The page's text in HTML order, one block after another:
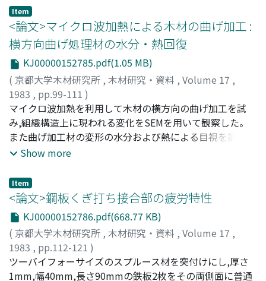
作中に引張側に移動する。2)曲げ加工科の曲率半径は,吸
湿により増大,放湿により減少する。これは,吸湿の場合,含
水率の増加ととしこ外周のセット歪ε0が回復して減少する
のに対して,内周のセット歪εIが回復して増加することに基
づく。一方,放漫の場合,含水率の減少とともにε0とεIの両
者とも減少し,歪の変化量Δ_<ε0>およびΔ_<εI>にΔ_<ε0>
<Δ_<εIの関係があるので,曲率半径ぱ増加する。3)吸湿過
程における含水率1%当りの矢高幅の変化と測定開始時の
曲率半径とは,両対数目盛で直線関係を示し,また,この両者
の関係は樹種に依存しない。 したがって,曲げ加工材の吸
漫による回復の程度は,初期の曲率半径から予測される。
Item
<論文>マイクロ波加熱による木材の曲げ加工 :
横方向曲げ処理材の水分・熱回復
KJ00000152785.pdf(1.05 MB)
( 京都大学木材研究所 , 木材研究・資料 , Volume 17 ,
1983 , pp.99-111 )
飯田, 生穂;則元, 京;今村, 祐嗣;IIDA, Ikuho;NORIMOTO,
Misato;IMAMURA, Yusuke;イイダ, イクホ;ノリモト, ミサ
ト;イマムラ, ユウスケ
マイクロ波加熱を利用して木材の横方向の曲げ加工を試
み,組織構造上に現われる変化をSEMを用いて観察した。
また曲げ加工材の変形の水分および熱による目視を調べ
た。細胞は,引張側では引張応力の作用した方向に伸び,逆
に観察された。庄縮側の細胞の半径壁では,壁表面の凹凸
および壁孔口の変形が顕著に認められた。曲げ加工科の変
形ぱ水分と熱によってほぼ完全に回復した。針葉樹科と広
葉樹科の間に,回復の様子に差異が認められ,その原因は木
材成分割合の達しに基づくものと思われた。また,水分と
熱によって変形の回復した科では,細胞および細胞壁に見
られた変形は,ほとんど消失した。
Show more
Item
<論文>鋼板くぎ打ち接合部の疲労特性
KJ00000152786.pdf(668.77 KB)
( 京都大学木材研究所 , 木材研究・資料 , Volume 17 ,
1983 , pp.112-121 )
林, 知行;佐々木, 光;HAYASHI, Tomoyuki;SASAKI,
Hikaru;ハヤシ, トモユキ;ササキ, ヒカル
ツーバイフォーサイズのスプルース材を突付けにし,厚さ
1mm,幅40mm,長さ90mmの鉄板2枚をその両側面に普通